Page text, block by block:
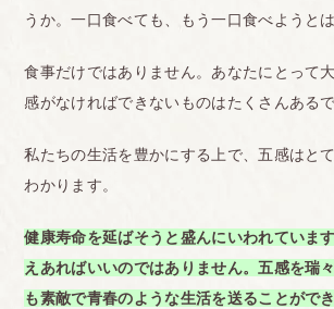
うか。一口食べても、もう一口食べようと
食事だけではありません。あなたにとって
感がなければできないものはたくさんあるで
私たちの生活を豊かにする上で、五感はと
わかります。
健康寿命を延ばそうと盛んにいわれていま
えあればいいのではありません。五感を瑞
も素敵で青春のような生活を送ることがで